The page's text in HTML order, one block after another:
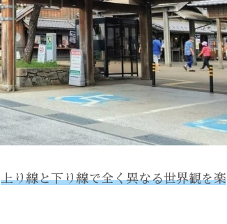
上り線と下り線で全く異なる世界観を楽